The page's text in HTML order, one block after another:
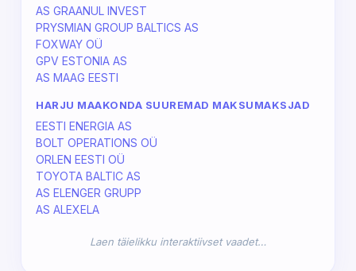
AS GRAANUL INVEST
PRYSMIAN GROUP BALTICS AS
FOXWAY OÜ
GPV ESTONIA AS
AS MAAG EESTI
HARJU MAAKONDA SUUREMAD MAKSUMAKSJAD
EESTI ENERGIA AS
BOLT OPERATIONS OÜ
ORLEN EESTI OÜ
TOYOTA BALTIC AS
AS ELENGER GRUPP
AS ALEXELA
Laen täielikku interaktiivset vaadet…